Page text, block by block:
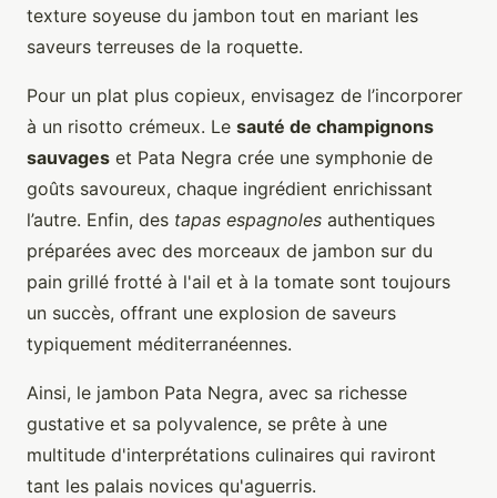
texture soyeuse du jambon tout en mariant les
saveurs terreuses de la roquette.
Pour un plat plus copieux, envisagez de l’incorporer
à un risotto crémeux. Le sauté de champignons
sauvages et Pata Negra crée une symphonie de
goûts savoureux, chaque ingrédient enrichissant
l’autre. Enfin, des tapas espagnoles authentiques
préparées avec des morceaux de jambon sur du
pain grillé frotté à l'ail et à la tomate sont toujours
un succès, offrant une explosion de saveurs
typiquement méditerranéennes.
Ainsi, le jambon Pata Negra, avec sa richesse
gustative et sa polyvalence, se prête à une
multitude d'interprétations culinaires qui raviront
tant les palais novices qu'aguerris.